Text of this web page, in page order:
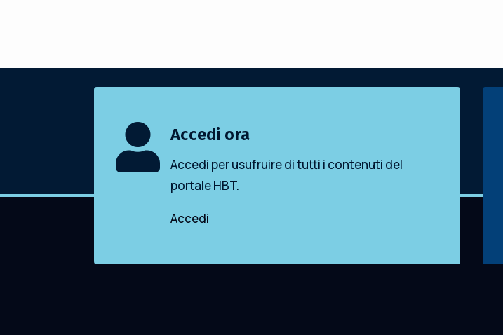
 Accedi ora
Accedi per usufruire di tutti i contenuti del
portale HBT.
Accedi